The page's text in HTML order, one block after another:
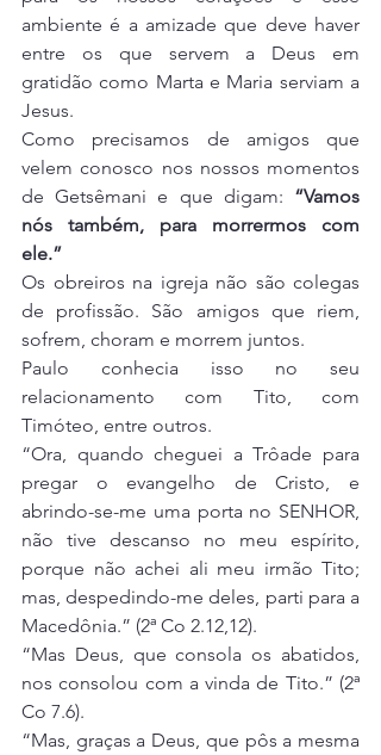
ambiente é a amizade que deve haver
entre os que servem a Deus em
gratidão como Marta e Maria serviam a
Jesus.
Como precisamos de amigos que
velem conosco nos nossos momentos
de Getsêmani e que digam: “Vamos
nós também, para morrermos com
ele.”
Os obreiros na igreja não são colegas
de profissão. São amigos que riem,
sofrem, choram e morrem juntos.
Paulo conhecia isso no seu
relacionamento com Tito, com
Timóteo, entre outros.
“Ora, quando cheguei a Trôade para
pregar o evangelho de Cristo, e
abrindo-se-me uma porta no SENHOR,
não tive descanso no meu espírito,
porque não achei ali meu irmão Tito;
mas, despedindo-me deles, parti para a
Macedônia.” (2ª Co 2.12,12).
“Mas Deus, que consola os abatidos,
nos consolou com a vinda de Tito.” (2ª
Co 7.6).
“Mas, graças a Deus, que pôs a mesma